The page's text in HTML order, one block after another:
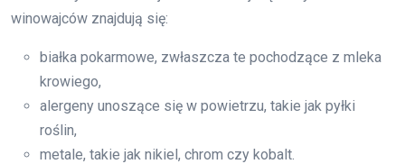
winowajców znajdują się:
białka pokarmowe, zwłaszcza te pochodzące z mleka
krowiego,
alergeny unoszące się w powietrzu, takie jak pyłki
roślin,
metale, takie jak nikiel, chrom czy kobalt.